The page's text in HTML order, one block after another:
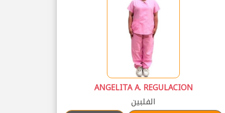
ANGELITA A. REGULACION
الفلبين